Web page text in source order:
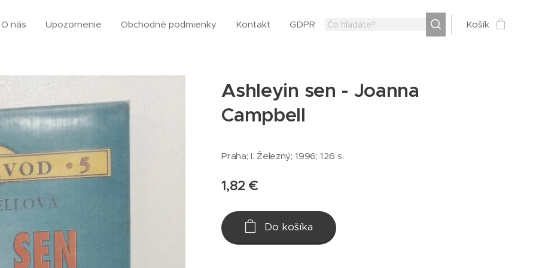
O nás Upozornenie Obchodné podmienky Kontakt GDPR Košík
Ashleyin sen - Joanna
Campbell
Praha; I. Železný; 1996; 126 s.
1,82 €
Do košíka